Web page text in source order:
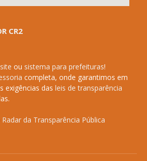
CR2
ou sistema para prefeituras!
completa, onde garantimos em
exigências das leis de transparência
Radar da Transparência Pública